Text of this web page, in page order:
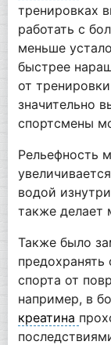
тренировках
работать с
меньше
быстрее
от
значительно
спортсмены
Рельефность
водой
также делает
Также было
предохранять
спорта от
например, в
креатина